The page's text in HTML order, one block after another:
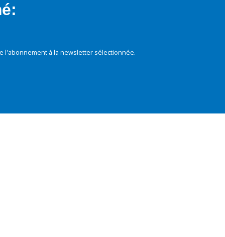
l'abonnement à la newsletter sélectionnée.